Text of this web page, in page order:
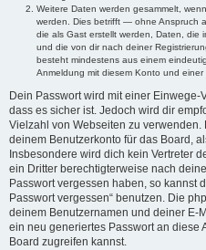
Weitere Daten werden gesammelt,
werden. Dies betrifft — ohne Anspruch
die als Gast erstellt werden, Daten, die
und die von dir nach deiner
besteht mindestens aus einem
Anmeldung mit diesem Konto und
Dein Passwort wird mit einer
dass es sicher ist. Jedoch wird dir
Vielzahl von Webseiten zu
deinem Benutzerkonto für das Board,
Insbesondere wird dich kein Vertreter
ein Dritter berechtigterweise nach
Passwort vergessen haben, so kannst
Passwort vergessen“ benutzen. Die
deinem Benutzernamen und deiner E-
ein neu generiertes Passwort an diese
Board zugreifen kannst.